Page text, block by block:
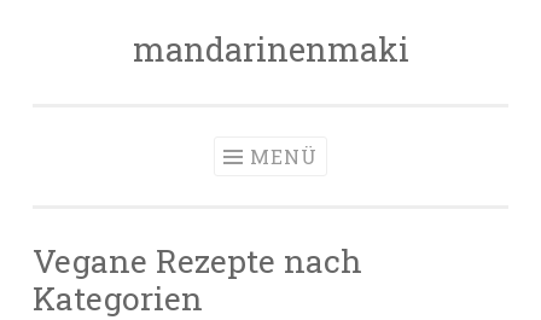
mandarinenmaki
MENÜ
Vegane Rezepte nach
Kategorien